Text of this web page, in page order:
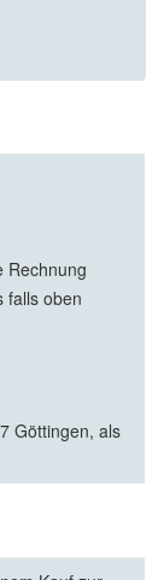
Rechnung
falls oben
Göttingen, als